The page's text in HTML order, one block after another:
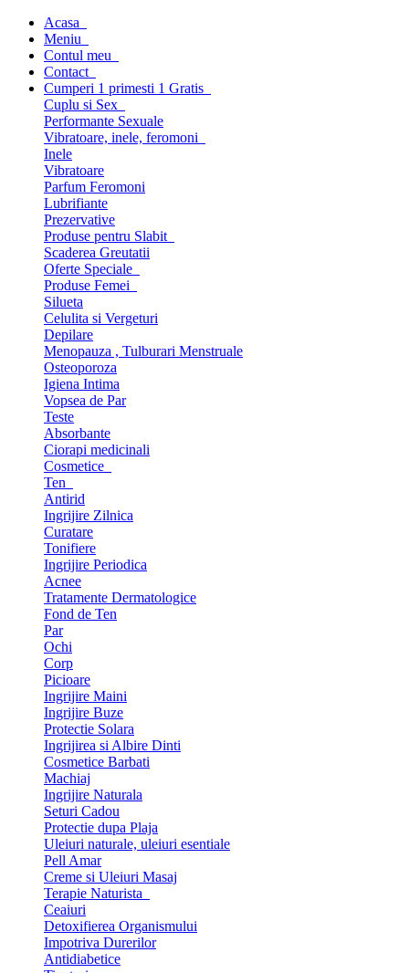
Acasa
Meniu
Contul meu
Contact
Cumperi 1 primesti 1 Gratis
Cuplu si Sex
Performante Sexuale
Vibratoare, inele, feromoni
Inele
Vibratoare
Parfum Feromoni
Lubrifiante
Prezervative
Produse pentru Slabit
Scaderea Greutatii
Oferte Speciale
Produse Femei
Silueta
Celulita si Vergeturi
Depilare
Menopauza , Tulburari Menstruale
Osteoporoza
Igiena Intima
Vopsea de Par
Teste
Absorbante
Ciorapi medicinali
Cosmetice
Ten
Antirid
Ingrijire Zilnica
Curatare
Tonifiere
Ingrijire Periodica
Acnee
Tratamente Dermatologice
Fond de Ten
Par
Ochi
Corp
Picioare
Ingrijire Maini
Ingrijire Buze
Protectie Solara
Ingrijirea si Albire Dinti
Cosmetice Barbati
Machiaj
Ingrijire Naturala
Seturi Cadou
Protectie dupa Plaja
Uleiuri naturale, uleiuri esentiale
Pell Amar
Creme si Uleiuri Masaj
Terapie Naturista
Ceaiuri
Detoxifierea Organismului
Impotriva Durerilor
Antidiabetice